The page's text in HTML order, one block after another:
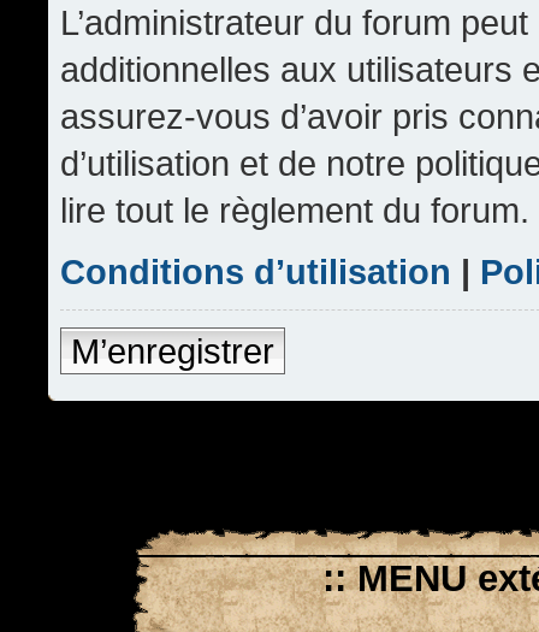
L’administrateur du forum
additionnelles aux utilisateurs
assurez-vous d’avoir pris
d’utilisation et de notre
lire tout le règlement du forum.
Conditions d’utilisation |
M’enregistrer
:: MENU